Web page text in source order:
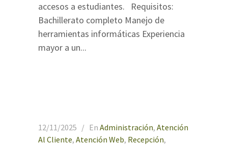
accesos a estudiantes. Requisitos:
Bachillerato completo Manejo de
herramientas informáticas Experiencia
mayor a un...
12/11/2025 En Administración, Atención
Al Cliente, Atención Web, Recepción,